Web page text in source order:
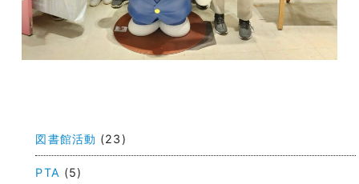
ナ
ビ
図書館活動 (23)
PTA (5)